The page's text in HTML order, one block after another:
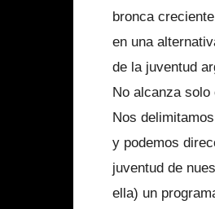
bronca
en una
de la juventud
No alcanza
Nos
y podemos
juventud de
ella) un